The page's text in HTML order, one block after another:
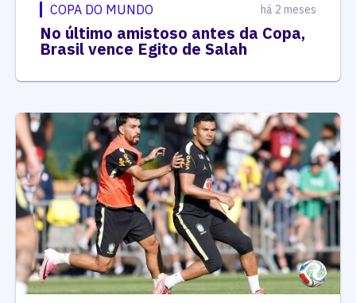
COPA DO MUNDO há 2 meses
No último amistoso antes da Copa,
Brasil vence Egito de Salah